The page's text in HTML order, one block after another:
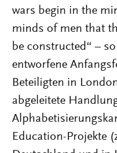
wars begin in the
minds of men that
be constructed“ –
entworfene
Beteiligten in
abgeleitete
Education-Projekte